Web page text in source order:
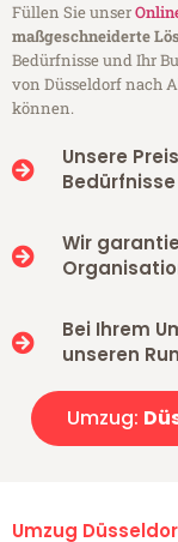
Füllen Sie unser
maßgeschneiderte
Bedürfnisse und Ihr
von Düsseldorf nach
können.
Unsere
Wir
Bei Ihrem
unseren
Umzug:
Umzug